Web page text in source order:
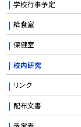
学校行事予定
給食室
保健室
校内研究
リンク
配布文書